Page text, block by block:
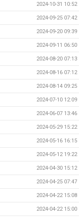
2024-10-31 10:52
2024-09-25 07:42
2024-09-20 09:39
2024-09-11 06:50
2024-08-20 07:13
2024-08-16 07:12
2024-08-14 09:25
2024-07-10 12:09
2024-06-07 13:46
2024-05-29 15:22
2024-05-16 16:15
2024-05-12 19:22
2024-04-30 15:12
2024-04-25 07:47
2024-04-22 15:08
2024-04-22 15:00